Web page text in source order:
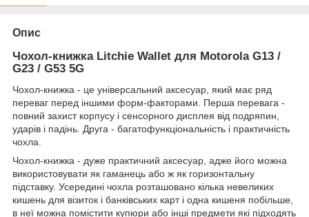
Опис
Чохол-книжка Litchie Wallet для Motorola G13 /
G23 / G53 5G
Чохол-книжка - це універсальний аксесуар, який має ряд
переваг перед іншими форм-факторами. Перша перевага -
повний захист корпусу і сенсорного дисплея від подряпин,
ударів і падінь. Друга - багатофункціональність і практичність
чохла.
Чохол-книжка - дуже практичний аксесуар, адже його можна
використовувати як гаманець або ж як горизонтальну
підставку. Усередині чохла розташовано кілька невеликих
кишень для візиток і банківських карт і одна кишеня побільше,
в неї можна помістити купюри або інші предмети які підходять